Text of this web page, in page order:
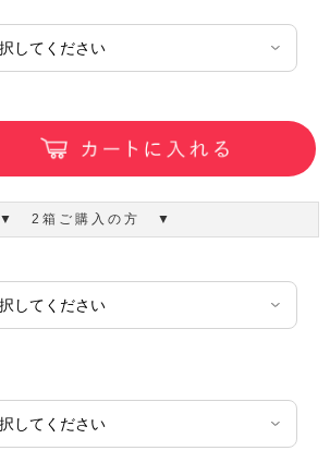
▼ 2箱ご購入の方 ▼